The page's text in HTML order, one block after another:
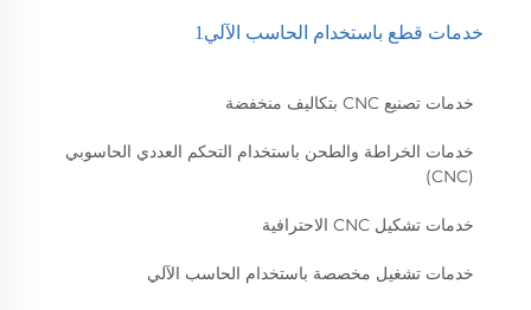
خدمات قطع باستخدام الحاسب الآلي1
خدمات تصنيع CNC بتكاليف منخفضة
خدمات الخراطة والطحن باستخدام التحكم العددي الحاسوبي
(CNC)
خدمات تشكيل CNC الاحترافية
خدمات تشغيل مخصصة باستخدام الحاسب الآلي